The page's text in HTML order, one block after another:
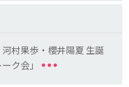
村果歩・櫻井陽夏 生誕
ク会」